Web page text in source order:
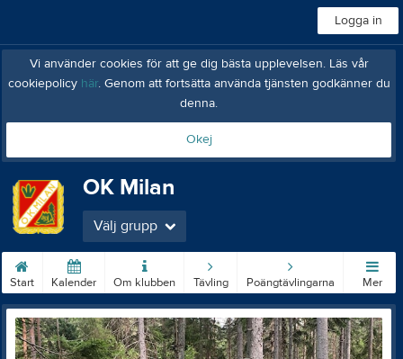
Logga in
Vi använder cookies för att ge dig bästa upplevelsen. Läs vår
cookiepolicy här. Genom att fortsätta använda tjänsten godkänner du
denna.
Okej
OK Milan
Välj grupp
Start Kalender Om klubben Tävling Poängtävlingarna Mer